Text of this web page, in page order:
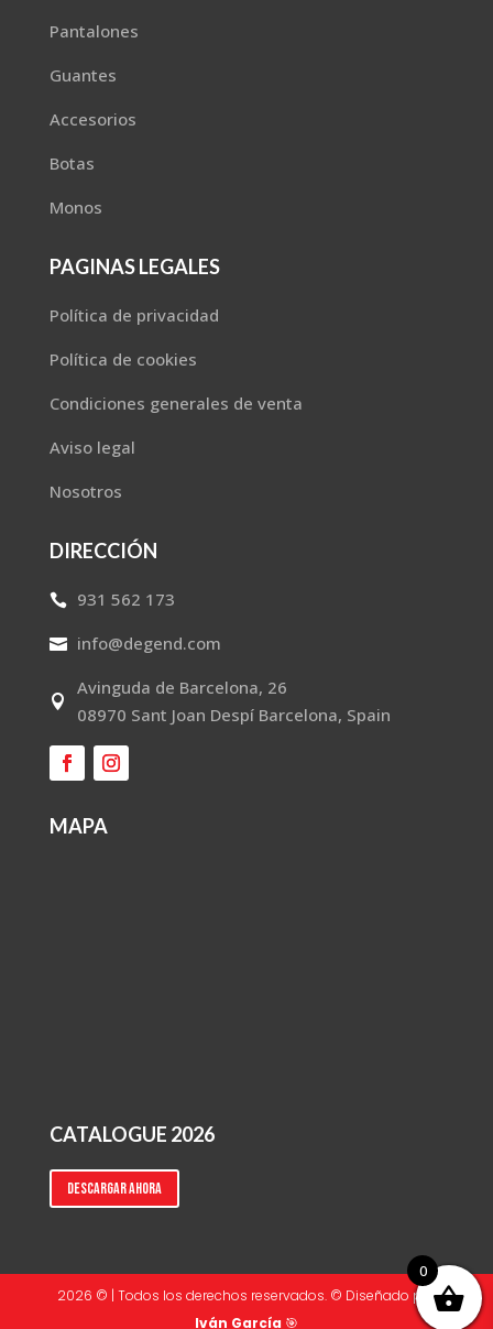
Pantalones
Guantes
Accesorios
Botas
Monos
PAGINAS LEGALES
Política de privacidad
Política de cookies
Condiciones generales de venta
Aviso legal
Nosotros
DIRECCIÓN
 931 562 173
 info@degend.com

Avinguda de Barcelona, 26
08970 Sant Joan Despí Barcelona, Spain
MAPA
CATALOGUE 2026
Descargar ahora
2026 © | Todos los derechos reservados. © Diseñado por
Iván García 🎯
0